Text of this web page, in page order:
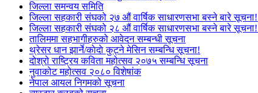
जिल्ला समन्वय समिति
जिल्ला सहकारी संघको २७ औं वार्षिक साधारणसभा बस्ने बारे
जिल्ला सहकारी संघको २८ औं वार्षिक साधारणसभा बस्ने बारे
तालिममा सहभागीहरुको आवेदन सम्बन्धी सूचना
थ्रेसर धान झार्ने/काेदाे कुट्ने मेसिन सम्बन्धि सूचना!
दोश्रो राष्ट्रिय कविता महोत्सव २०७५ सम्बन्धि सूचना
नुवाकोट महोत्सव २०८० विशेषांक
नेपाल आयल निगमको सूचना